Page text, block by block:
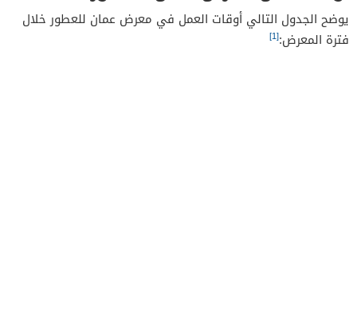
يوضح الجدول التالي أوقات العمل في معرض عمان للعطور خلال
فترة المعرض:[1]